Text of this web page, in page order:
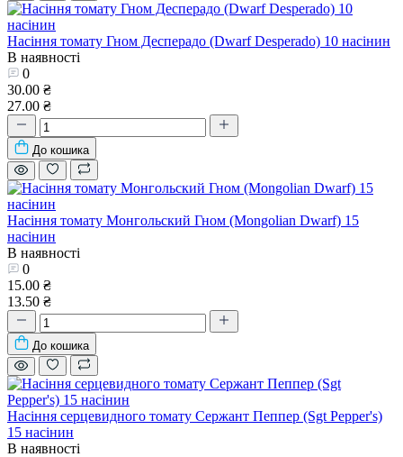
Насіння томату Гном Десперадо (Dwarf Desperado) 10 насінин
В наявності
0
30.00 ₴
27.00 ₴
До кошика
Насіння томату Монгольский Гном (Mongolian Dwarf) 15
насінин
В наявності
0
15.00 ₴
13.50 ₴
До кошика
Насіння серцевидного томату Сержант Пеппер (Sgt Pepper's)
15 насінин
В наявності